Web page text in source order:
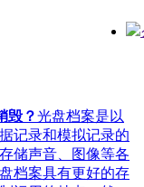
毁？光盘档案是以
记录和模拟记录的
储声音、图像等各
档案具有更好的存